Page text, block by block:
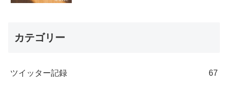
カテゴリー
ツイッター記録 67